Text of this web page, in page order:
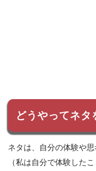
どうやってネタ
ネタは、自分の体験や思
（私は自分で体験した